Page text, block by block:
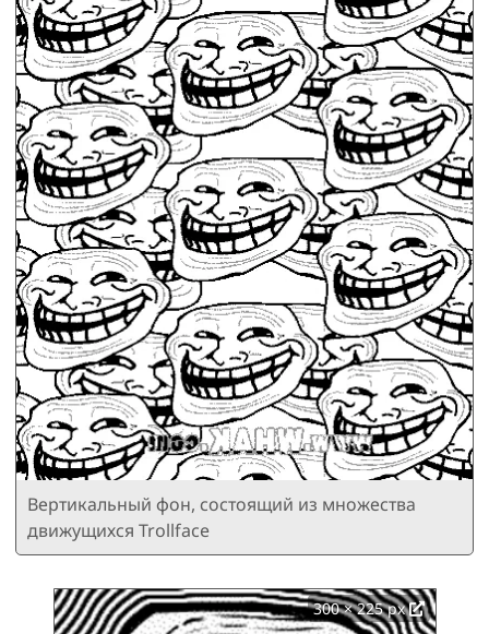
Вертикальный фон, состоящий из множества
движущихся Trollface
300 × 225 px